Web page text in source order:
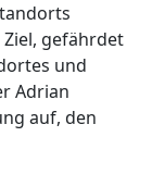
gefährdet
und
Adrian
auf, den